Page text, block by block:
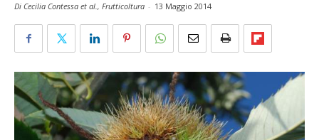
Di Cecilia Contessa et al., Frutticoltura - 13 Maggio 2014